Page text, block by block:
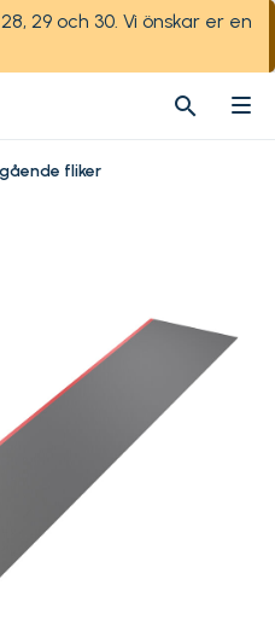
29 och 30. Vi önskar er en
search
search
fliker